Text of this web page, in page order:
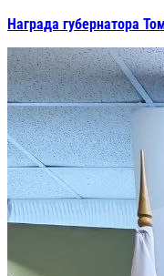
Награда губернатора